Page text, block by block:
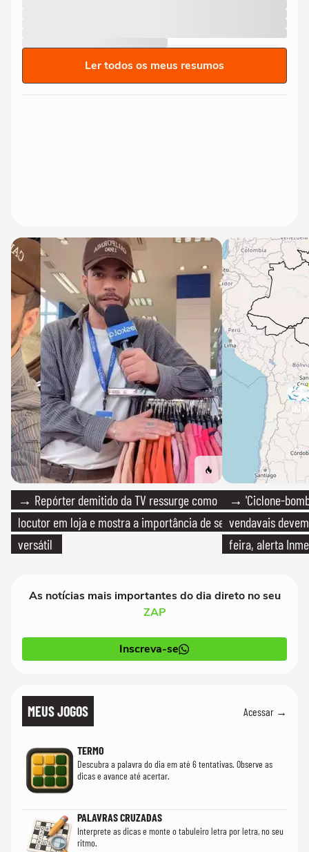
Ler todos os meus resumos
→ Repórter demitido da TV ressurge como
locutor em loja e mostra a importância de ser
versátil
→ 'Ciclone-
vendavais
feira, alerta
As notícias mais importantes do dia direto no seu
ZAP
Inscreva-se
MEUS JOGOS Acessar →
TERMO
Descubra a palavra do dia em até 6 tentativas. Observe as
dicas e avance até acertar.
PALAVRAS CRUZADAS
Interprete as dicas e monte o tabuleiro letra por letra, no seu
ritmo.